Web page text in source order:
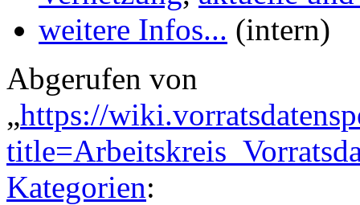
weitere Infos... (intern)
Abgerufen von
„https://
Kategorien: